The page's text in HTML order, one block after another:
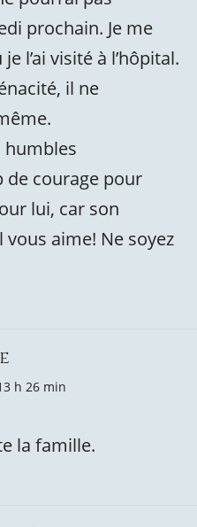
prochain. Je me
l’ai visité à l’hôpital.
il ne
humbles
de courage pour
lui, car son
aime! Ne soyez
h 26 min
la famille.